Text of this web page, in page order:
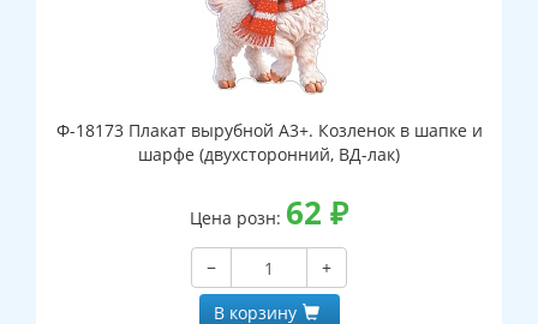
Ф-18173 Плакат вырубной А3+. Козленок в шапке и
шарфе (двухсторонний, ВД-лак)
Цена розн: 62 ₽
−
+
В корзину